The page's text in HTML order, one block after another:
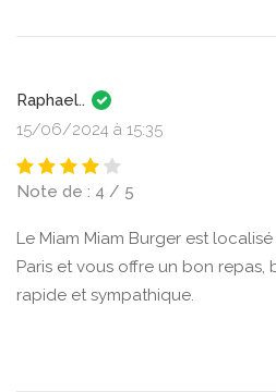
Raphael..
15/06/2024 à 15:35
Note de : 4 / 5
Le Miam Miam Burger est
Paris et vous offre un bon repas,
rapide et sympathique.